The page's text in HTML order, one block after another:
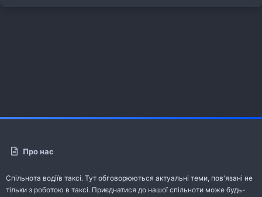
Про нас
Спільнота водіїв таксі. Тут обговорюються актуальні теми, пов'язані не
тільки з роботою в таксі. Приєднатися до нашої спільноти може будь-